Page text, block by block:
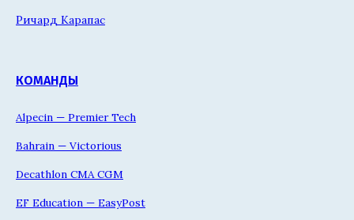
Ричард Карапас
КОМАНДЫ
Alpecin — Premier Tech
Bahrain — Victorious
Decathlon CMA CGM
EF Education — EasyPost